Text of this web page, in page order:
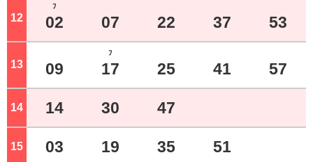
12
ﾌ
02 07 22 37 53
13 09
ﾌ
17 25 41 57
14 14 30 47
15 03 19 35 51